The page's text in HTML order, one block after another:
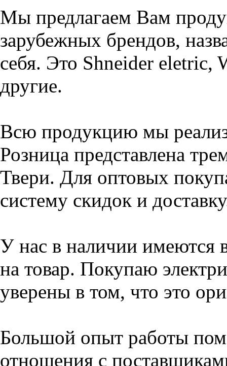
Мы предлагаем Вам
зарубежных брендов,
себя. Это Shneider eletric,
другие.
Всю продукцию мы
Розница представлена
Твери. Для оптовых
систему скидок и
У нас в наличии имеются
на товар. Покупаю
уверены в том, что это
Большой опыт работы
отношения с